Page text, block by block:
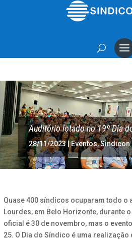
Auditório lotado no 19º Dia
28/11/2023|Eventos,Sindicon
Quase 400 síndicos ocuparam todo
Lourdes, em Belo Horizonte, durante
oficial é 30 de novembro, mas o
25. O Dia do Síndico é uma